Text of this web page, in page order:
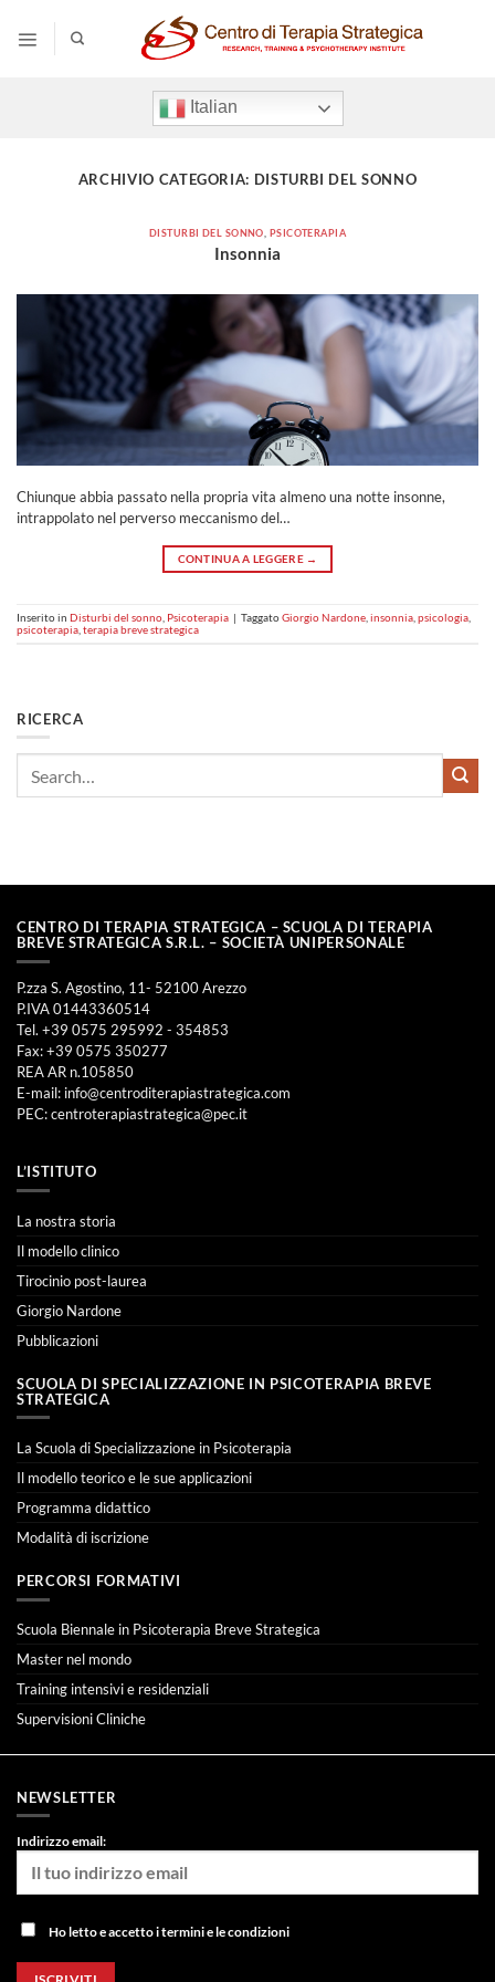
contenuti
Italian
ARCHIVIO CATEGORIA: DISTURBI DEL SONNO
DISTURBI DEL SONNO, PSICOTERAPIA
Insonnia
Chiunque abbia passato nella propria vita almeno una notte insonne,
intrappolato nel perverso meccanismo del…
CONTINUA A LEGGERE →
Inserito in Disturbi del sonno Psicoterapia | TaggatoGiorgio Nardone insonnia psicologia
psicoterapia terapia breve strategica
RICERCA
CENTRO DI TERAPIA STRATEGICA – SCUOLA DI TERAPIA
BREVE STRATEGICA S.R.L. – SOCIETÀ UNIPERSONALE
P.zza S. Agostino, 11- 52100 Arezzo
P.IVA 01443360514
Tel. +39 0575 295992 - 354853
Fax: +39 0575 350277
REA AR n.105850
E-mail: info@centroditerapiastrategica.com
PEC:centroterapiastrategica@pec.it
L’ISTITUTO
La nostra storia
Il modello clinico
Tirocinio post-laurea
Giorgio Nardone
Pubblicazioni
SCUOLA DI SPECIALIZZAZIONE IN PSICOTERAPIA BREVE
STRATEGICA
La Scuola di Specializzazione in Psicoterapia
Il modello teorico e le sue applicazioni
Programma didattico
Modalità di iscrizione
PERCORSI FORMATIVI
Scuola Biennale in Psicoterapia Breve Strategica
Master nel mondo
Training intensivi e residenziali
Supervisioni Cliniche
NEWSLETTER
Indirizzo email:
Ho letto e accetto i termini e le condizioni